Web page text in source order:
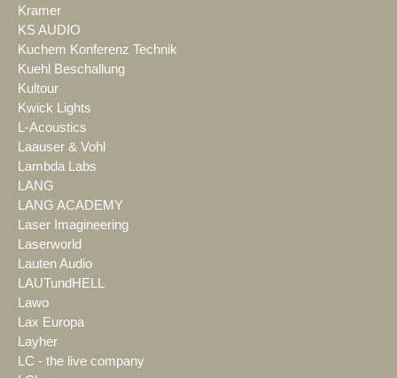
Kramer
KS AUDIO
Kuchem Konferenz Technik
Kuehl Beschallung
Kultour
Kwick Lights
L-Acoustics
Laauser & Vohl
Lambda Labs
LANG
LANG ACADEMY
Laser Imagineering
Laserworld
Lauten Audio
LAUTundHELL
Lawo
Lax Europa
Layher
LC - the live company